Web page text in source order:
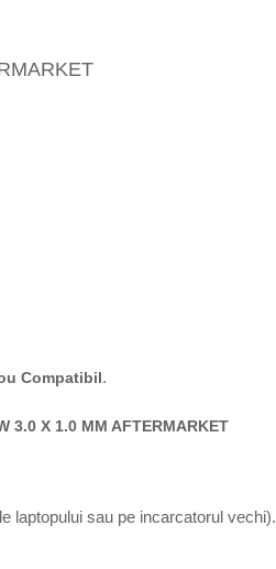
Compatibil.
3.0 X 1.0 MM AFTERMARKET
laptopului sau pe incarcatorul vechi).